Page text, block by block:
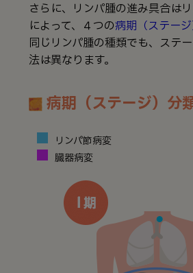
さらに、リンパ腫の進み具合は
によって、４つの病期（ステージ
同じリンパ腫の種類でも、ステ
法は異なります。
病期（ステージ）分
リンパ節病変
臓器病変